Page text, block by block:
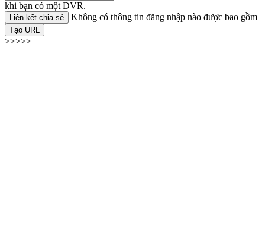
khi bạn có một DVR.
Liên kết chia sẻ Không có thông tin đăng nhập nào được bao gồm
Tạo URL
>>>>>